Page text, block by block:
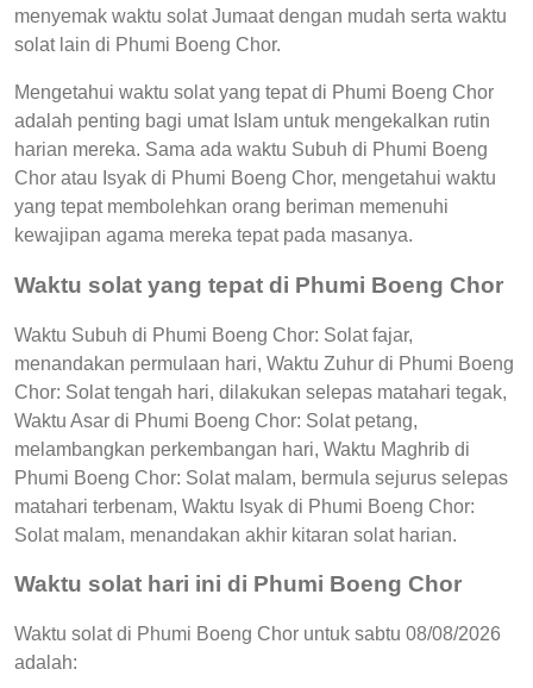
menyemak waktu solat Jumaat dengan mudah serta waktu
solat lain di Phumi Boeng Chor.
Mengetahui waktu solat yang tepat di Phumi Boeng Chor
adalah penting bagi umat Islam untuk mengekalkan rutin
harian mereka. Sama ada waktu Subuh di Phumi Boeng
Chor atau Isyak di Phumi Boeng Chor, mengetahui waktu
yang tepat membolehkan orang beriman memenuhi
kewajipan agama mereka tepat pada masanya.
Waktu solat yang tepat di Phumi Boeng Chor
Waktu Subuh di Phumi Boeng Chor: Solat fajar,
menandakan permulaan hari, Waktu Zuhur di Phumi Boeng
Chor: Solat tengah hari, dilakukan selepas matahari tegak,
Waktu Asar di Phumi Boeng Chor: Solat petang,
melambangkan perkembangan hari, Waktu Maghrib di
Phumi Boeng Chor: Solat malam, bermula sejurus selepas
matahari terbenam, Waktu Isyak di Phumi Boeng Chor:
Solat malam, menandakan akhir kitaran solat harian.
Waktu solat hari ini di Phumi Boeng Chor
Waktu solat di Phumi Boeng Chor untuk sabtu 08/08/2026
adalah: